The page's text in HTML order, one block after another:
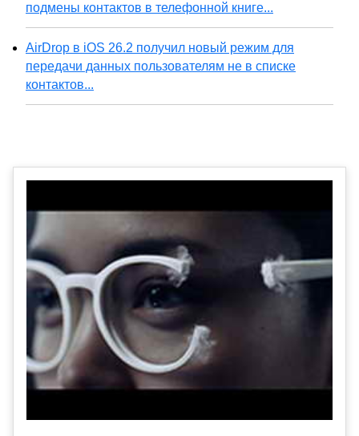
подмены контактов в телефонной книге...
AirDrop в iOS 26.2 получил новый режим для
передачи данных пользователям не в списке
контактов...